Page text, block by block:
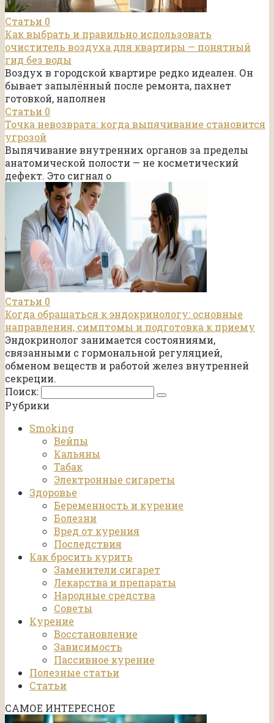
Статьи 0
Как выбрать и правильно использовать
очиститель воздуха для квартиры — понятный
гид без воды
Воздух в городской квартире редко идеален. Он
бывает запылённый после ремонта, пахнет
готовкой, наполнен
Статьи 0
Точка невозврата: когда выпячивание становится
угрозой
Выпячивание внутренних органов за пределы
анатомической полости — не косметический
дефект. Это сигнал о
Статьи 0
Когда обращаться к эндокринологу: основные
направления, симптомы и подготовка к приему
Эндокринолог занимается состояниями,
связанными с гормональной регуляцией,
обменом веществ и работой желез внутренней
секреции.
Поиск:
Рубрики
Smoking
Вейпы
Кальяны
Табак
Электронные сигареты
Здоровье
Беременность и курение
Болезни
Вред от курения
Последствия
Как бросить курить
Заменители сигарет
Лекарства и препараты
Народные средства
Советы
Курение
Восстановление
Зависимость
Пассивное курение
Полезные статьи
Статьи
САМОЕ ИНТЕРЕСНОЕ